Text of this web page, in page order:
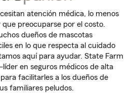
atención médica, lo menos
preocuparse por el costo.
dueños de mascotas
en lo que respecta al cuidado
aquí para ayudar. State Farm
en seguros médicos de alta
facilitarles a los dueños de
familiares peludos.